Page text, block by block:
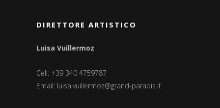
DIRETTORE ARTISTICO
Luisa Vuillermoz
Cell: +39 340 4759787
Email: luisa.vuillermoz@grand-paradis.it